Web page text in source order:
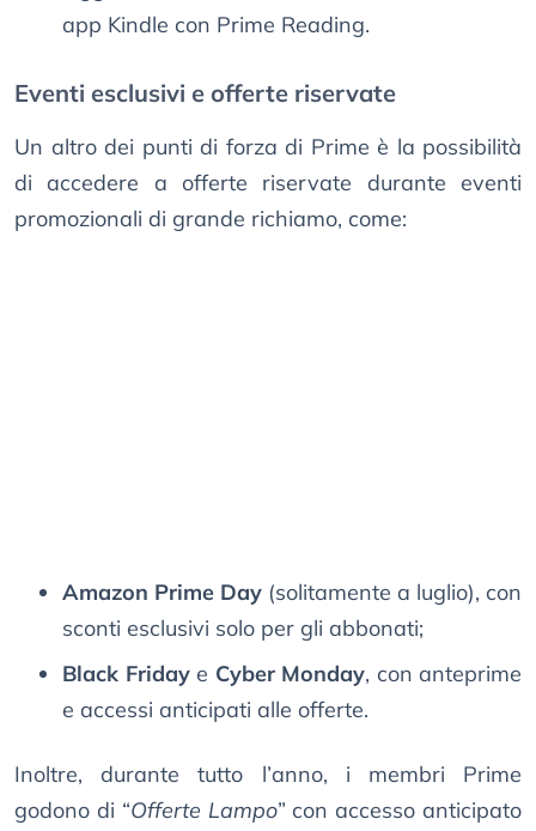
app Kindle con Prime Reading.
Eventi esclusivi e offerte riservate
Un altro dei punti di forza di Prime è la possibilità
di accedere a offerte riservate durante eventi
promozionali di grande richiamo, come:
Amazon Prime Day (solitamente a luglio), con
sconti esclusivi solo per gli abbonati;
Black Fridaye Cyber Monday, con anteprime
e accessi anticipati alle offerte.
Inoltre, durante tutto l’anno, i membri Prime
godono di “Offerte Lampo” con accesso anticipato